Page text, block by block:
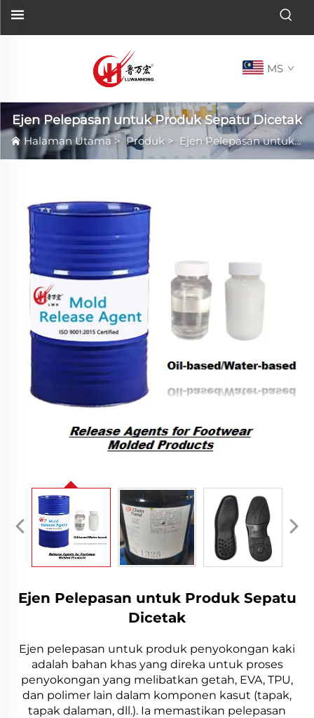
MS
Ejen Pelepasan untuk Produk Sepatu Dicetak
Halaman Utama>Produk> Ejen Pelepasan untuk Produk Sepatu Dicetak
Ejen Pelepasan untuk Produk Sepatu
Dicetak
Ejen pelepasan untuk produk penyokongan kaki
adalah bahan khas yang direka untuk proses
penyokongan yang melibatkan getah, EVA, TPU,
dan polimer lain dalam komponen kasut (tapak,
tapak dalaman, dll.). Ia memastikan pelepasan